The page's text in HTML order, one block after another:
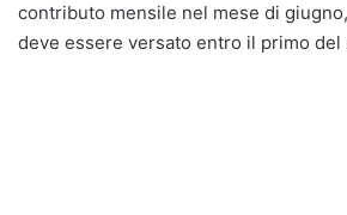
contributo mensile nel mese di
deve essere versato entro il primo del